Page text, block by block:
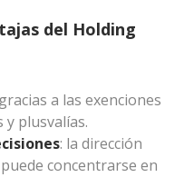
del Holding
a las exenciones
y plusvalías.
: la dirección
concentrarse en